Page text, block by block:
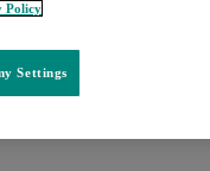
Policy
Settings